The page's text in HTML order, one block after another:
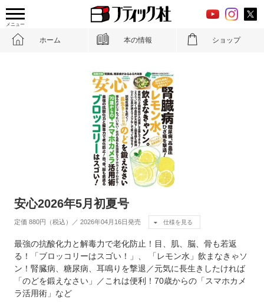
メニュー
ホーム 本の情報 ショップ
安心2026年5月初夏号
定価 880円（税込）／ 2026年04月16日発売 仕様を見る
最強の抗酸化力と解毒力で老化防止！目、肌、脳、骨も若返
る！「ブロッコリーはスゴい！」、 「レモン水」飲まなきゃソ
ン！腎臓病、糖尿病、耳鳴りを撃退／元気に長生きしたければ
「のどを鍛えなさい」／これは便利！70歳からの「スマホカメ
ラ活用術」など